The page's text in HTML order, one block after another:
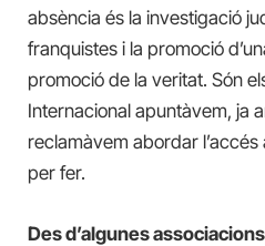
absència és la investigació
franquistes i la promoció
promoció de la veritat. Són
Internacional apuntàvem, ja
reclamàvem abordar l’accés
per fer.
Des d’algunes